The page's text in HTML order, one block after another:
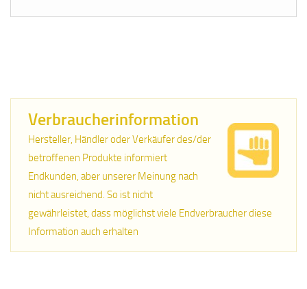
Verbraucherinformation
Hersteller, Händler oder Verkäufer des/der
betroffenen Produkte informiert
Endkunden, aber unserer Meinung nach
nicht ausreichend. So ist nicht
gewährleistet, dass möglichst viele Endverbraucher diese
Information auch erhalten